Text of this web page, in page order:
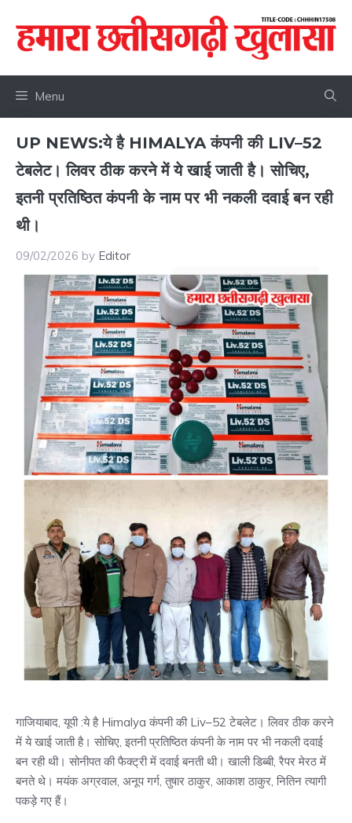
content
Menu
UP NEWS:ये है HIMALYA कंपनी की LIV–52
टेबलेट। लिवर ठीक करने में ये खाई जाती है। सोचिए,
इतनी प्रतिष्ठित कंपनी के नाम पर भी नकली दवाई बन रही
थी।
09/02/2026 by Editor
गाजियाबाद, यूपी :ये है Himalya कंपनी की Liv–52 टेबलेट। लिवर ठीक करने
में ये खाई जाती है। सोचिए, इतनी प्रतिष्ठित कंपनी के नाम पर भी नकली दवाई
बन रही थी। सोनीपत की फैक्ट्री में दवाई बनती थी। खाली डिब्बी, रैपर मेरठ में
बनते थे। मयंक अग्रवाल, अनूप गर्ग, तुषार ठाकुर, आकाश ठाकुर, नितिन त्यागी
पकड़े गए हैं।